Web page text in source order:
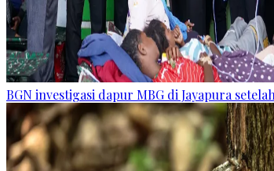
BGN investigasi dapur MBG di Jayapura